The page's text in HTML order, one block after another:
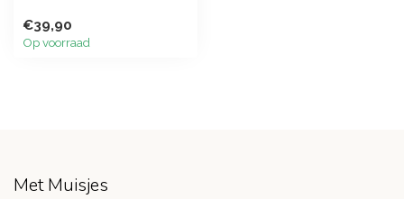
€39,90
Op voorraad
Met Muisjes